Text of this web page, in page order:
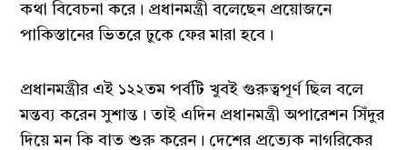
কথা বিবেচনা করে। প্রধানমন্ত্রী বলেছেন প্রয়োজনে
পাকিস্তানের ভিতরে ঢুকে ফের মারা হবে।
প্রধানমন্ত্রীর এই ১২২তম পর্বটি খুবই গুরুত্বপূর্ণ ছিল বলে
মন্তব্য করেন সুশান্ত। তাই এদিন প্রধানমন্ত্রী অপারেশন সিঁদুর
দিয়ে মন কি বাত শুরু করেন। দেশের প্রত্যেক নাগরিকের